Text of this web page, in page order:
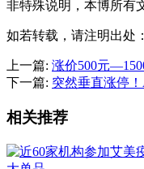
非特殊说明，本博所有
如若转载，请注明出处：
上一篇: 涨价500元
下一篇: 突然垂直涨停
相关推荐